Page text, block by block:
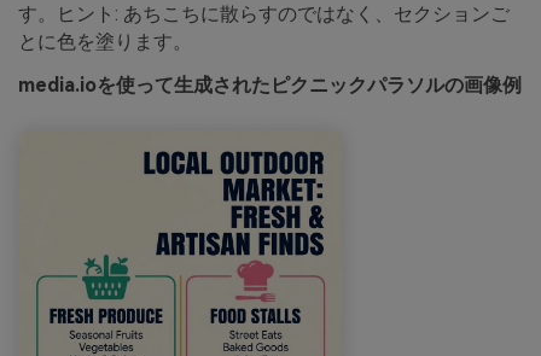
す。ヒント: あちこちに散らすのではなく、セクションご
とに色を塗ります。
media.ioを使って生成されたピクニックパラソルの画像例